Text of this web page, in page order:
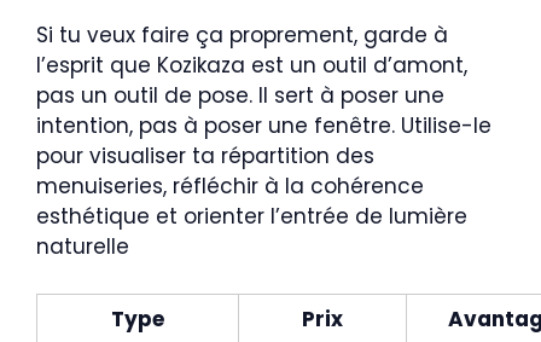
Si tu veux faire ça proprement, garde à
l’esprit que Kozikaza est un outil d’amont,
pas un outil de pose. Il sert à poser une
intention, pas à poser une fenêtre. Utilise-le
pour visualiser ta répartition des
menuiseries, réfléchir à la cohérence
esthétique et orienter l’entrée de lumière
naturelle
Type Prix